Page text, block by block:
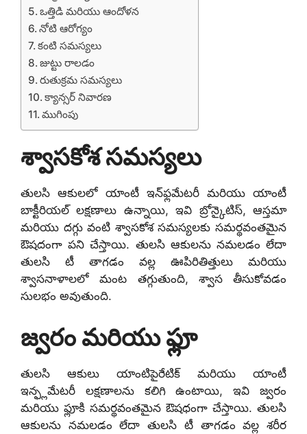
ఒత్తిడి మరియు ఆందోళన
నోటి ఆరోగ్యం
కంటి సమస్యలు
జుట్టు రాలడం
రుతుక్రమ సమస్యలు
క్యాన్సర్ నివారణ
ముగింపు
శ్వాసకోశ సమస్యలు
తులసి ఆకులలో యాంటీ ఇన్‌ఫ్లమేటరీ మరియు యాంటీ
బాక్టీరియల్ లక్షణాలు ఉన్నాయి, ఇవి బ్రోన్కైటిస్, ఆస్తమా
మరియు దగ్గు వంటి శ్వాసకోశ సమస్యలకు సమర్థవంతమైన
ఔషదంగా పని చేస్తాయి. తులసి ఆకులను నమలడం లేదా
తులసి టీ తాగడం వల్ల ఊపిరితిత్తులు మరియు
శ్వాసనాళాలలో మంట తగ్గుతుంది, శ్వాస తీసుకోవడం
సులభం అవుతుంది.
జ్వరం మరియు ఫ్లూ
తులసి ఆకులు యాంటిపైరేటిక్ మరియు యాంటీ
ఇన్ఫ్లమేటరీ లక్షణాలను కలిగి ఉంటాయి, ఇవి జ్వరం
మరియు ఫ్లూకి సమర్థవంతమైన ఔషధంగా చేస్తాయి. తులసి
ఆకులను నమలడం లేదా తులసి టీ తాగడం వల్ల శరీర